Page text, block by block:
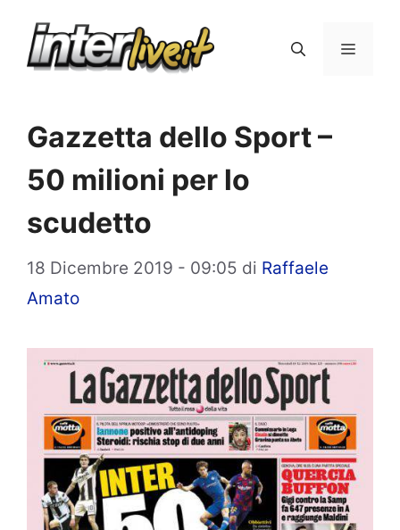
Menu
Gazzetta dello Sport –
50 milioni per lo
scudetto
18 Dicembre 2019 - 09:05 di Raffaele
Amato